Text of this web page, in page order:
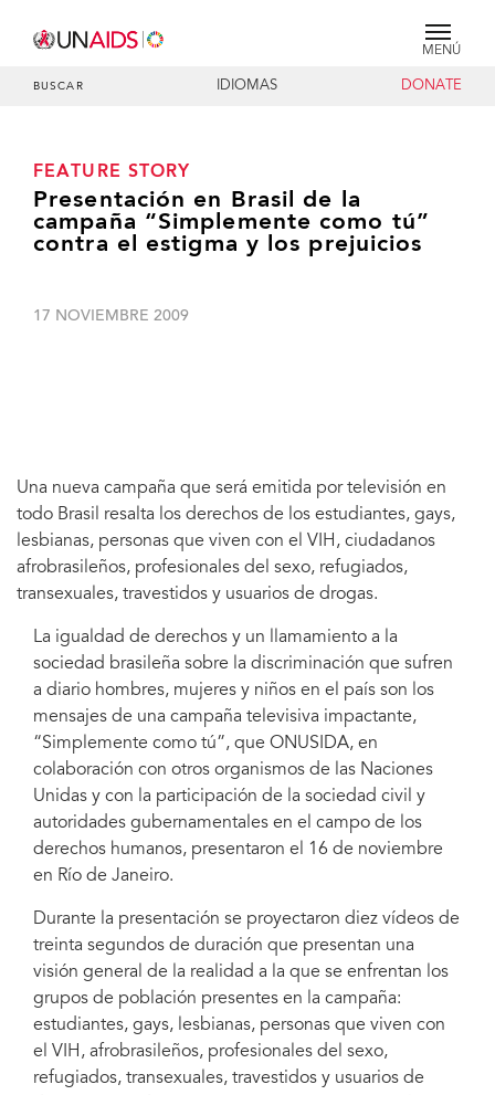
MENÚ
BUSCAR IDIOMAS DONATE
FEATURE STORY
Presentación en Brasil de la
campaña “Simplemente como tú”
contra el estigma y los prejuicios
17 NOVIEMBRE 2009
Una nueva campaña que será emitida por televisión en
todo Brasil resalta los derechos de los estudiantes, gays,
lesbianas, personas que viven con el VIH, ciudadanos
afrobrasileños, profesionales del sexo, refugiados,
transexuales, travestidos y usuarios de drogas.
La igualdad de derechos y un llamamiento a la
sociedad brasileña sobre la discriminación que sufren
a diario hombres, mujeres y niños en el país son los
mensajes de una campaña televisiva impactante,
“Simplemente como tú”, que ONUSIDA, en
colaboración con otros organismos de las Naciones
Unidas y con la participación de la sociedad civil y
autoridades gubernamentales en el campo de los
derechos humanos, presentaron el 16 de noviembre
en Río de Janeiro.
Durante la presentación se proyectaron diez vídeos de
treinta segundos de duración que presentan una
visión general de la realidad a la que se enfrentan los
grupos de población presentes en la campaña:
estudiantes, gays, lesbianas, personas que viven con
el VIH, afrobrasileños, profesionales del sexo,
refugiados, transexuales, travestidos y usuarios de